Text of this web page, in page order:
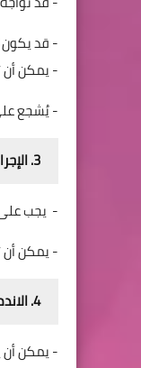
- قد يكون
- يمكن أن
- يُشجع
3. الإجراءات الإدارية والقانونية:
- يجب على
- يمكن أن
4. الاندماج الاجتماعي:
- يمكن أن